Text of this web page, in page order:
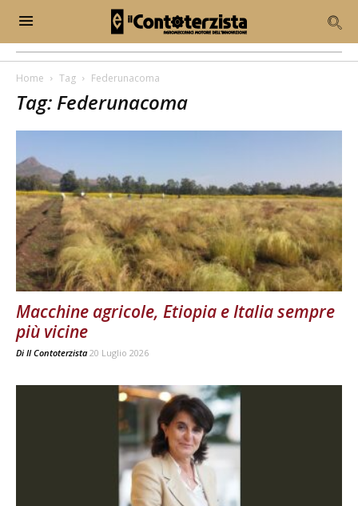
Home Tag Federunacoma
Tag: Federunacoma
Macchine agricole, Etiopia e Italia sempre
più vicine
Di Il Contoterzista 20 Luglio 2026